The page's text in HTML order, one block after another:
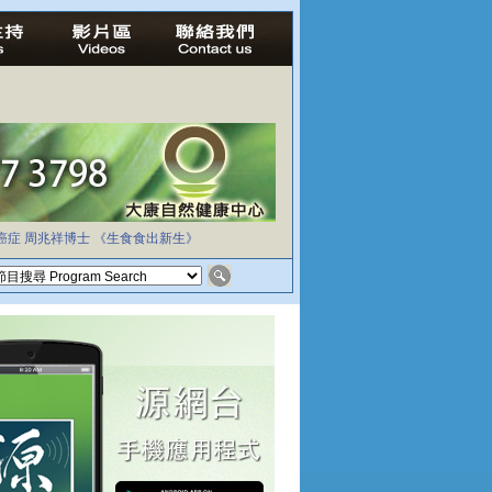
症 周兆祥博士 《生食食出新生》